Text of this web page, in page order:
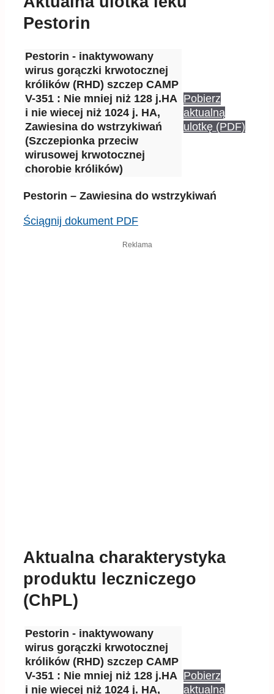
Pestorin
Pestorin - inaktywowany
wirus gorączki krwotocznej
królików (RHD) szczep CAMP
V-351 : Nie mniej niż 128 j.HA
i nie wiecej niż 1024 j. HA,
Zawiesina do wstrzykiwań
(Szczepionka przeciw
wirusowej krwotocznej
chorobie królików)
Pobierz
aktualną
ulotkę (PDF)
Pestorin – Zawiesina do wstrzykiwań
Ściągnij dokument PDF
Reklama
Aktualna charakterystyka
produktu leczniczego
(ChPL)
Pestorin - inaktywowany
wirus gorączki krwotocznej
królików (RHD) szczep CAMP
V-351 : Nie mniej niż 128 j.HA
i nie wiecej niż 1024 j. HA,
Pobierz
aktualną